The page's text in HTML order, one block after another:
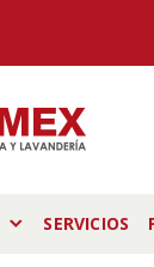
SERVICIOS